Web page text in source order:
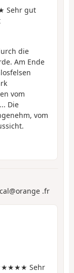
gut
die
Am Ende
vom
Die
vom
.fr
Sehr